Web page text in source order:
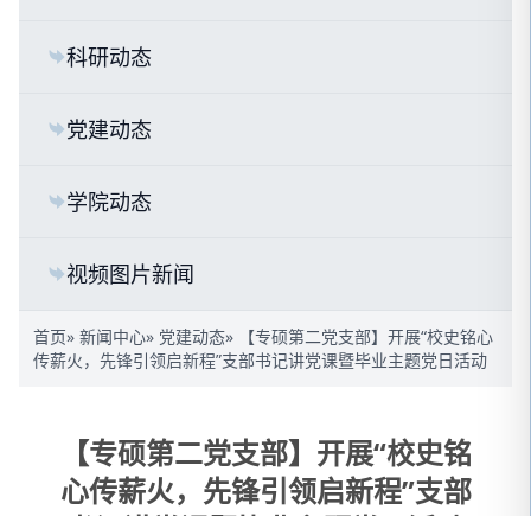
科研动态
党建动态
学院动态
视频图片新闻
首页» 新闻中心» 党建动态» 【专硕第二党支部】开展“校史铭心
传薪火，先锋引领启新程”支部书记讲党课暨毕业主题党日活动
【专硕第二党支部】开展“校史铭
心传薪火，先锋引领启新程”支部